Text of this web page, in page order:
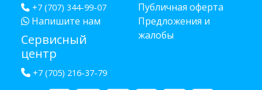
+7 (707) 344-99-07
Напишите нам
Сервисный
центр
+7 (705) 216-37-79
Публичная оферта
Предложения и
жалобы